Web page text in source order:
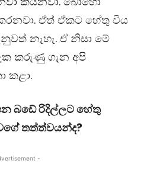
ඒත් ඒකට හේතු විය
නැහැ. ඒ නිසා මේ
කරුණු ගැන අපි
කළා.
බඩේ රිදිල්ලට හේතු
තත්ත්වයන්ද?
-